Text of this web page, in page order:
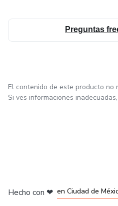
Preguntas
El contenido de este producto no
Si ves informaciones inadecuadas,
Hecho con ❤ en Ciudad de